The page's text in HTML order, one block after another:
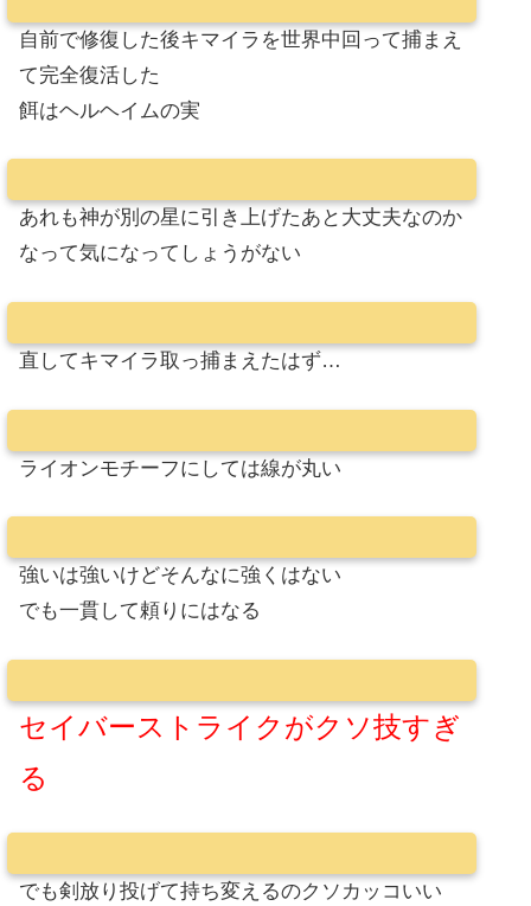
自前で修復した後キマイラを世界中回って捕まえ
て完全復活した
餌はヘルヘイムの実
あれも神が別の星に引き上げたあと大丈夫なのか
なって気になってしょうがない
直してキマイラ取っ捕まえたはず…
ライオンモチーフにしては線が丸い
強いは強いけどそんなに強くはない
でも一貫して頼りにはなる
セイバーストライクがクソ技すぎ
る
でも剣放り投げて持ち変えるのクソカッコいい